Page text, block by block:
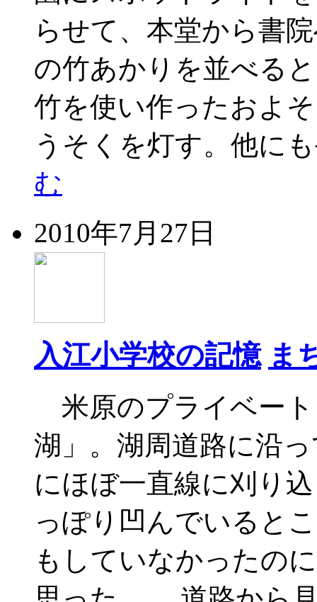
らせて、本堂から書
の竹あかりを並べる
竹を使い作ったおよ
うそくを灯す。他に
む
2010年7月27日
入江小学校の記憶 ま
米原のプライベー
湖」。湖周道路に沿
にほぼ一直線に刈り
っぽり凹んでいると
もしていなかったの